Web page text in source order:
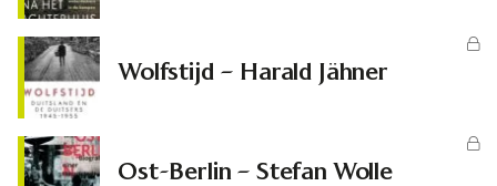
Wolfstijd – Harald Jähner
Ost-Berlin – Stefan Wolle